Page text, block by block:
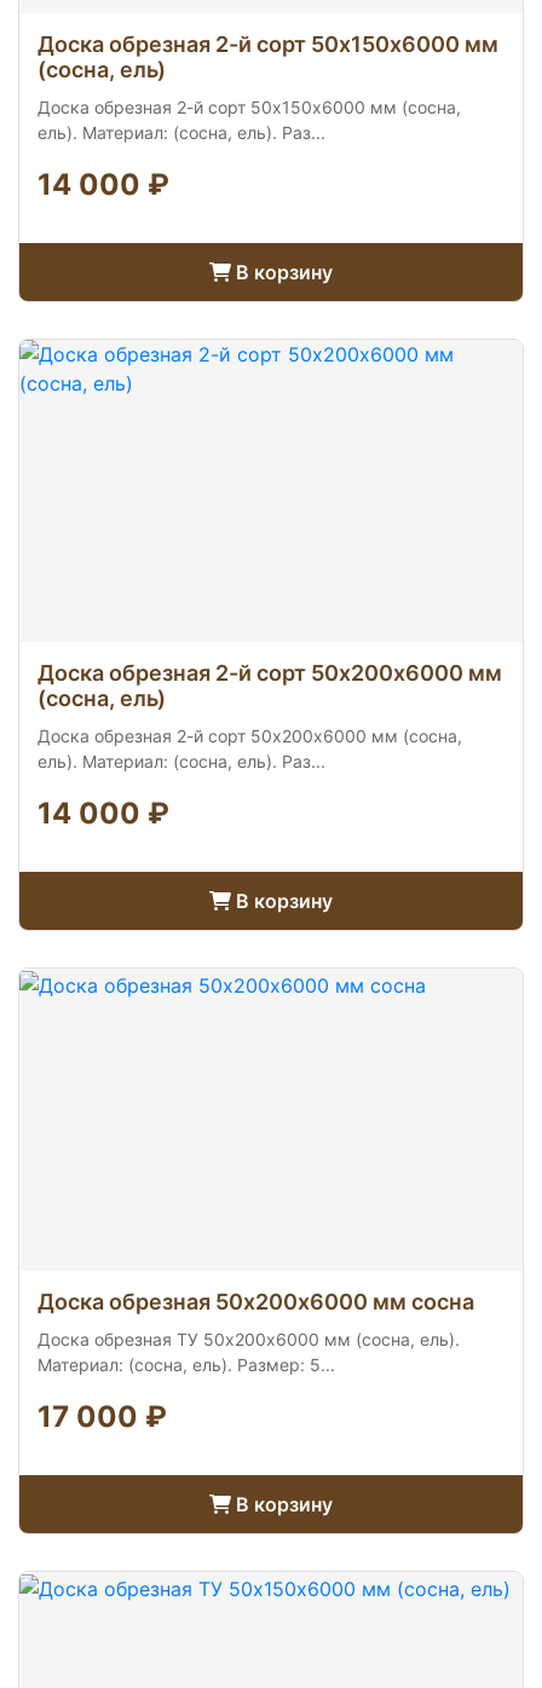
Доска обрезная 2-й сорт 50х150х6000 мм
(сосна, ель)
Доска обрезная 2-й сорт 50х150х6000 мм (сосна,
ель). Материал: (сосна, ель). Раз...
14 000 ₽
В корзину
Доска обрезная 2-й сорт 50х200х6000 мм
(сосна, ель)
Доска обрезная 2-й сорт 50х200х6000 мм (сосна,
ель). Материал: (сосна, ель). Раз...
14 000 ₽
В корзину
Доска обрезная 50х200х6000 мм сосна
Доска обрезная ТУ 50х200х6000 мм (сосна, ель).
Материал: (сосна, ель). Размер: 5...
17 000 ₽
В корзину